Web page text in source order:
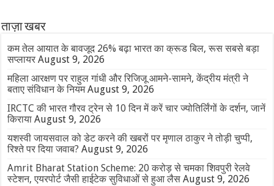
ताज़ा खबर
कम तेल आयात के बावजूद 26% बढ़ा भारत का क्रूड बिल, रूस सबसे बड़ा
सप्लायर August 9, 2026
महिला आरक्षण पर राहुल गांधी और रिजिजू आमने-सामने, केंद्रीय मंत्री ने
बताए संविधान के नियम August 9, 2026
IRCTC की भारत गौरव ट्रेन से 10 दिन में करें चार ज्योतिर्लिंगों के दर्शन, जानें
किराया August 9, 2026
यशस्वी जायसवाल को डेट करने की खबरों पर मृणाल ठाकुर ने तोड़ी चुप्पी,
रिश्ते पर दिया जवाब? August 9, 2026
Amrit Bharat Station Scheme: 20 करोड़ से चमका शिवपुरी रेलवे
स्टेशन, एयरपोर्ट जैसी हाईटेक सुविधाओं से हुआ लैस August 9, 2026